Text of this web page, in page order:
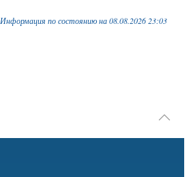
Информация по состоянию на 08.08.2026 23:03